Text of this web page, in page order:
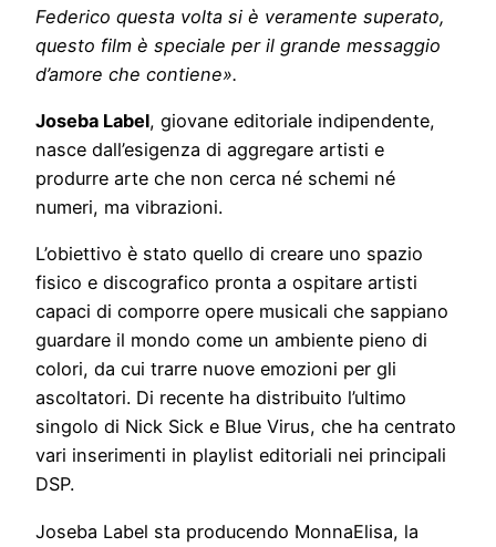
Federico questa volta si è veramente superato,
questo film è speciale per il grande messaggio
d’amore che contiene».
Joseba Label, giovane editoriale indipendente,
nasce dall’esigenza di aggregare artisti e
produrre arte che non cerca né schemi né
numeri, ma vibrazioni.
L’obiettivo è stato quello di creare uno spazio
fisico e discografico pronta a ospitare artisti
capaci di comporre opere musicali che sappiano
guardare il mondo come un ambiente pieno di
colori, da cui trarre nuove emozioni per gli
ascoltatori. Di recente ha distribuito l’ultimo
singolo di Nick Sick e Blue Virus, che ha centrato
vari inserimenti in playlist editoriali nei principali
DSP.
Joseba Label sta producendo MonnaElisa, la